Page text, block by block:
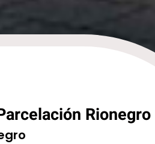
Rionegro